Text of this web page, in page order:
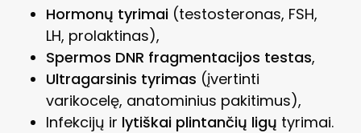
Hormonų tyrimai(testosteronas, FSH,
LH, prolaktinas),
Spermos DNR fragmentacijos testas,
Ultragarsinis tyrimas (įvertinti
varikocelę, anatominius pakitimus),
Infekcijų ir lytiškai plintančių ligų tyrimai.